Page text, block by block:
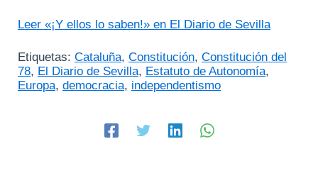
Leer «¡Y ellos lo saben!» en El Diario de Sevilla
Etiquetas: Cataluña, Constitución, Constitución del
78, El Diario de Sevilla, Estatuto de Autonomía,
Europa, democracia, independentismo